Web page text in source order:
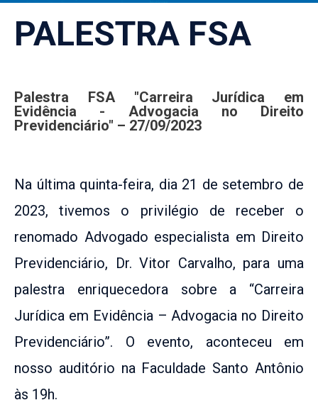
PALESTRA FSA
Palestra FSA "Carreira Jurídica em
Evidência - Advogacia no Direito
Previdenciário" – 27/09/2023
Na última quinta-feira, dia 21 de setembro de
2023, tivemos o privilégio de receber o
renomado Advogado especialista em Direito
Previdenciário, Dr. Vitor Carvalho, para uma
palestra enriquecedora sobre a “Carreira
Jurídica em Evidência – Advogacia no Direito
Previdenciário”. O evento, aconteceu em
nosso auditório na Faculdade Santo Antônio
às 19h.